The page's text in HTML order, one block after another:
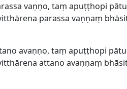
vaṇṇo, taṃ apuṭṭhopi
parassa vaṇṇaṃ
avaṇṇo, taṃ apuṭṭhopi
attano avaṇṇaṃ